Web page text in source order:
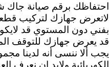
احتفاظك برقم صيانة جاك
لاتعرض جهازك لتركيب
بفني دون المستوي قد
قد يعرض جهازك للتوقف
يجب ألا ننسى أنه لدينا
الكهربائية ولابد ان نعرف